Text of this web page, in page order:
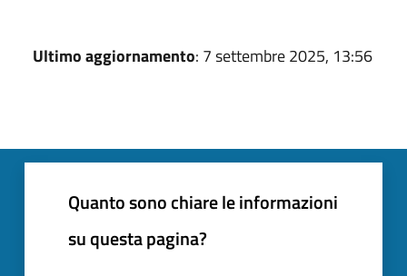
Ultimo aggiornamento: 7 settembre 2025, 13:56
Quanto sono chiare le informazioni
su questa pagina?